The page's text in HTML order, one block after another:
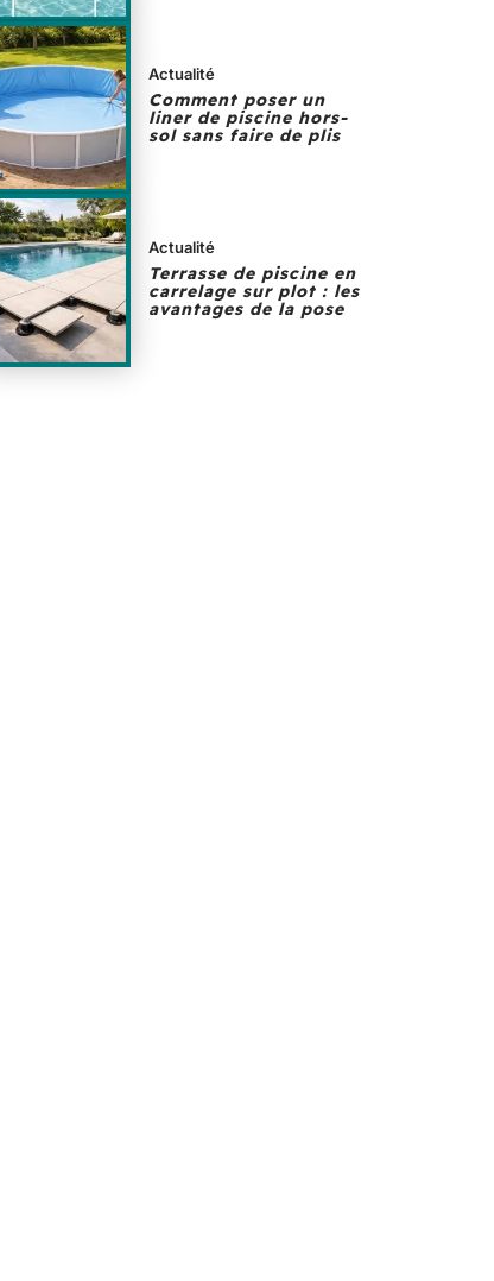
Actualité
Comment poser un
liner de piscine hors-
sol sans faire de plis
Actualité
Terrasse de piscine en
carrelage sur plot : les
avantages de la pose